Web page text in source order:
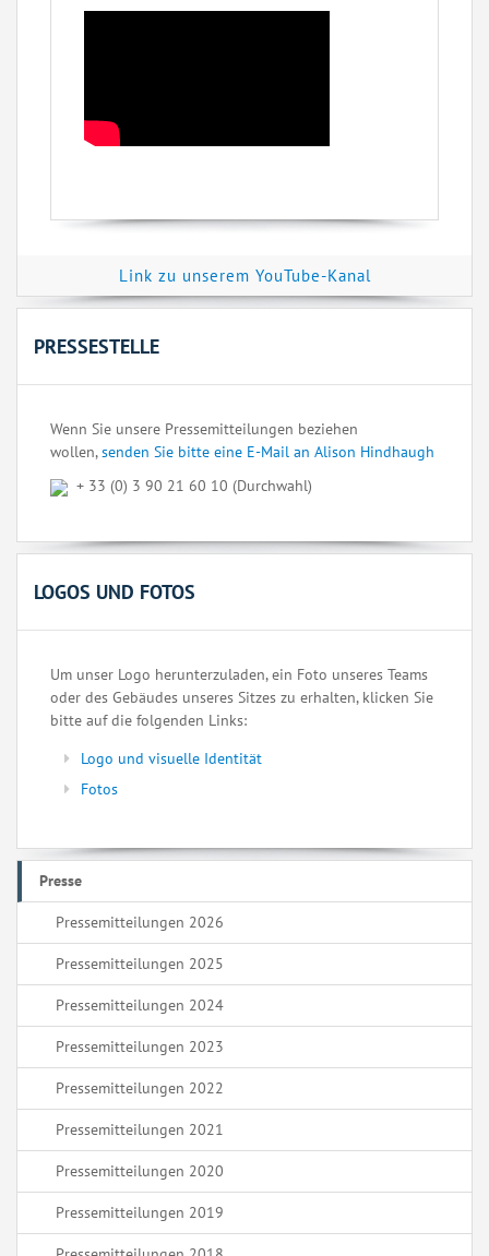
Link zu unserem YouTube-Kanal
PRESSESTELLE
Wenn Sie unsere Pressemitteilungen beziehen
wollen,senden Sie bitte eine E-Mail an Alison Hindhaugh
+ 33 (0) 3 90 21 60 10 (Durchwahl)
LOGOS UND FOTOS
Um unser Logo herunterzuladen, ein Foto unseres Teams
oder des Gebäudes unseres Sitzes zu erhalten, klicken Sie
bitte auf die folgenden Links:
Logo und visuelle Identität
Fotos
Presse
Pressemitteilungen 2026
Pressemitteilungen 2025
Pressemitteilungen 2024
Pressemitteilungen 2023
Pressemitteilungen 2022
Pressemitteilungen 2021
Pressemitteilungen 2020
Pressemitteilungen 2019